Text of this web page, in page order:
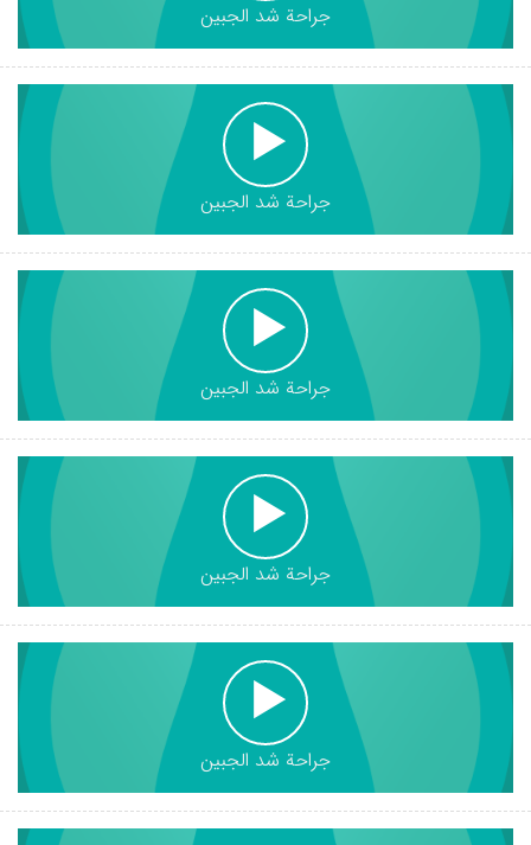
جراحة شد الجبين
جراحة شد الجبين
جراحة شد الجبين
جراحة شد الجبين
جراحة شد الجبين